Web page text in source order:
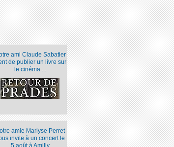
ami Claude Sabatier
de publier un livre sur
le cinéma ...
amie Marlyse Perret
invite à un concert le